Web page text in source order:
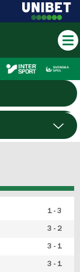
1 - 3
3 - 2
3 - 1
3 - 1